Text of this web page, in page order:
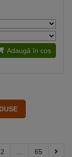
Adaugă în coș
2 65